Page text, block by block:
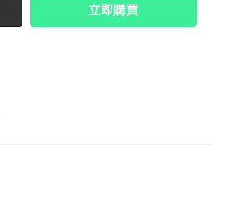
立即購買